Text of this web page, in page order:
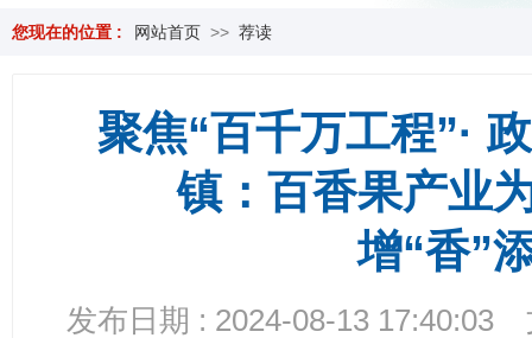
您现在的位置 : 网站首页 >> 荐读
聚焦“百千万工程”·
镇：百香果产业
增“香”
发布日期 : 2024-08-13 17:40:03